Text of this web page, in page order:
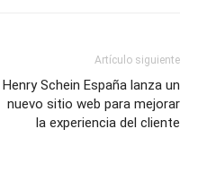
Artículo siguiente
Henry Schein España lanza un
nuevo sitio web para mejorar
la experiencia del cliente